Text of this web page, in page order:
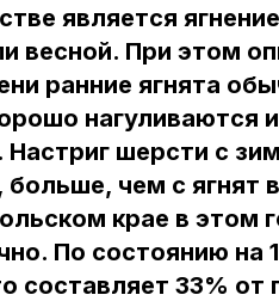
является
весной. При этом
ранние ягнята
нагуливаются
Настриг шерсти с
больше, чем с ягнят
крае в этом
По состоянию на
составляет 33%